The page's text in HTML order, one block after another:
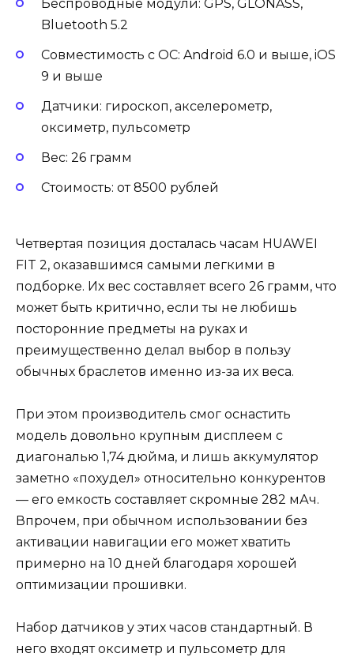
Беспроводные модули: GPS, GLONASS,
Bluetooth 5.2
Совместимость с ОС: Android 6.0 и выше, iOS
9 и выше
Датчики: гироскоп, акселерометр,
оксиметр, пульсометр
Вес: 26 грамм
Стоимость: от 8500 рублей
Четвертая позиция досталась часам HUAWEI
FIT 2, оказавшимся самыми легкими в
подборке. Их вес составляет всего 26 грамм, что
может быть критично, если ты не любишь
посторонние предметы на руках и
преимущественно делал выбор в пользу
обычных браслетов именно из-за их веса.
При этом производитель смог оснастить
модель довольно крупным дисплеем с
диагональю 1,74 дюйма, и лишь аккумулятор
заметно «похудел» относительно конкурентов
— его емкость составляет скромные 282 мАч.
Впрочем, при обычном использовании без
активации навигации его может хватить
примерно на 10 дней благодаря хорошей
оптимизации прошивки.
Набор датчиков у этих часов стандартный. В
него входят оксиметр и пульсометр для